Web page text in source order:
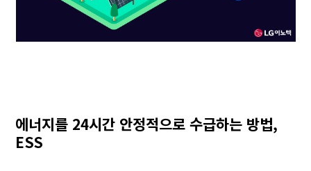
에너지를 24시간 안정적으로 수급하는 방법,
ESS